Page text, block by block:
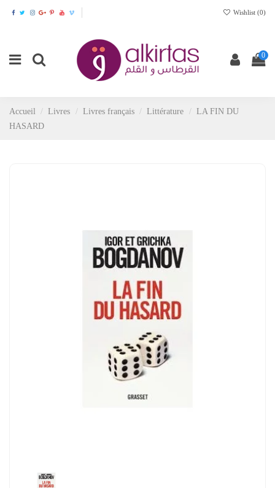
Wishlist (0)
0
Accueil Livres Livres français Littérature
LA FIN DU
HASARD